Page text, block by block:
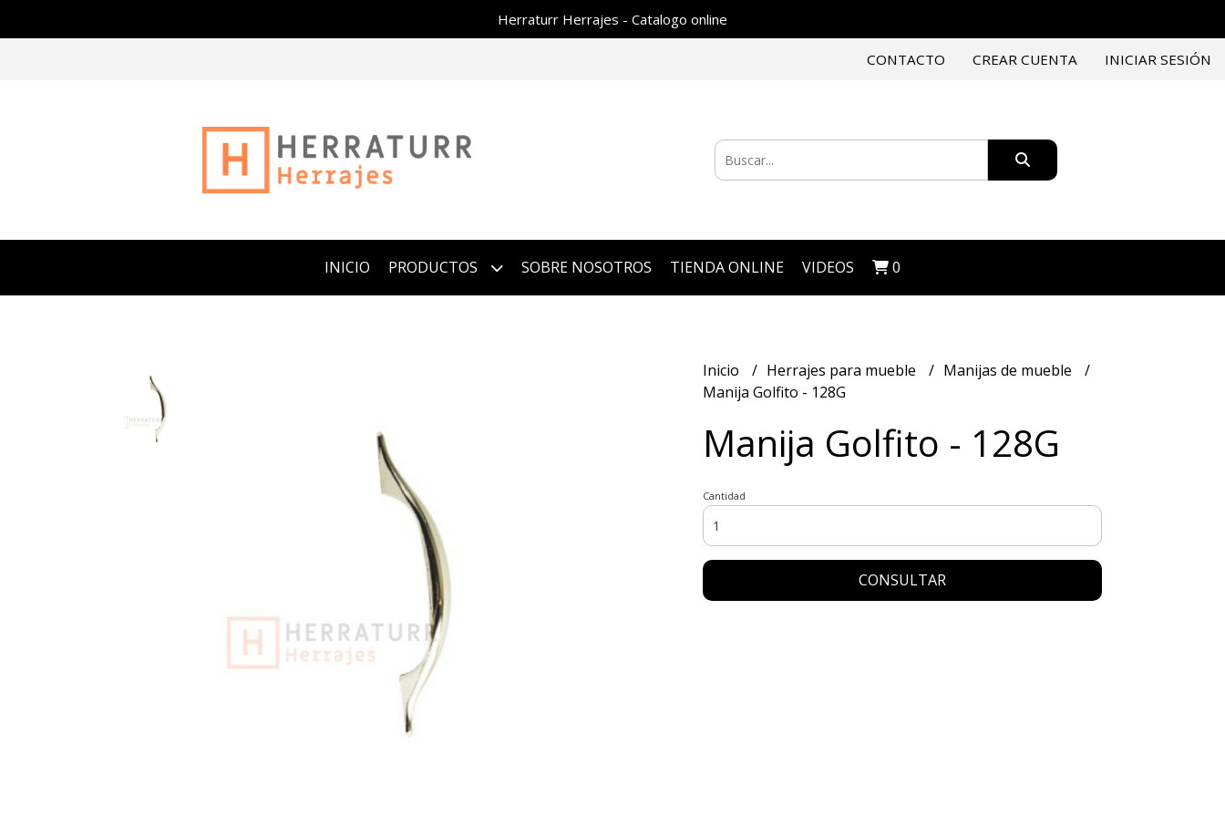
Herraturr Herrajes - Catalogo online
CONTACTO CREAR CUENTA INICIAR SESIÓN
INICIO PRODUCTOS SOBRE NOSOTROS TIENDA ONLINE VIDEOS 0
Inicio Herrajes para mueble
Manijas de mueble
Manija Golfito - 128G
Manija Golfito - 128G
Cantidad
CONSULTAR